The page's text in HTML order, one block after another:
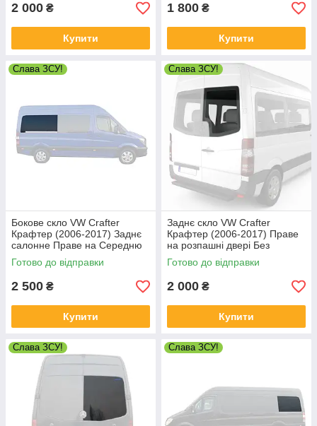
2 000 ₴
Купити
1 800 ₴
Купити
Слава ЗСУ!
Бокове скло VW Crafter
Крафтер (2006-2017) Заднє
салонне Праве на Середню
базу
Готово до відправки
2 500 ₴
Купити
Слава ЗСУ!
Заднє скло VW Crafter
Крафтер (2006-2017) Праве
на розпашні двері Без
електрообогрева
Готово до відправки
2 000 ₴
Купити
Слава ЗСУ! Слава ЗСУ!